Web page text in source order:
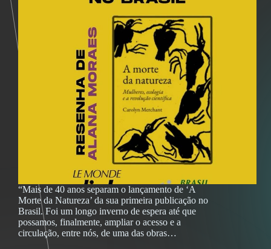
“Mais de 40 anos separam o lançamento de ‘A
Morte da Natureza’ da sua primeira publicação no
Brasil. Foi um longo inverno de espera até que
possamos, finalmente, ampliar o acesso e a
circulação, entre nós, de uma das obras…